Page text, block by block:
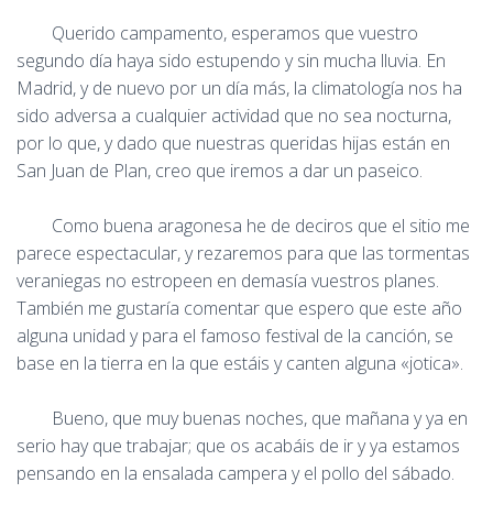
Querido campamento, esperamos que vuestro
segundo día haya sido estupendo y sin mucha lluvia. En
Madrid, y de nuevo por un día más, la climatología nos ha
sido adversa a cualquier actividad que no sea nocturna,
por lo que, y dado que nuestras queridas hijas están en
San Juan de Plan, creo que iremos a dar un paseico.
Como buena aragonesa he de deciros que el sitio me
parece espectacular, y rezaremos para que las tormentas
veraniegas no estropeen en demasía vuestros planes.
También me gustaría comentar que espero que este año
alguna unidad y para el famoso festival de la canción, se
base en la tierra en la que estáis y canten alguna «jotica».
Bueno, que muy buenas noches, que mañana y ya en
serio hay que trabajar; que os acabáis de ir y ya estamos
pensando en la ensalada campera y el pollo del sábado.